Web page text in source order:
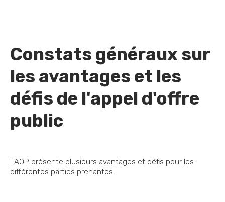
Constats généraux sur
les avantages et les
défis de l'appel d'offre
public
L'AOP présente plusieurs avantages et défis pour les
différentes parties prenantes.